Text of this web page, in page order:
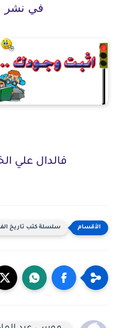
في نشر
فالدالعلي
سلسلة كتب تاريخ